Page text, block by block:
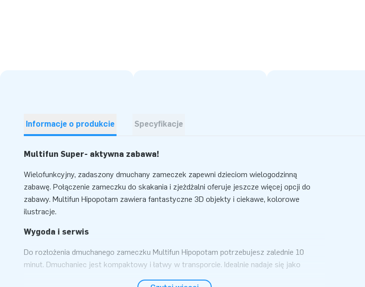
Informacje o produkcie Specyfikacje
Multifun Super- aktywna zabawa!
Wielofunkcyjny, zadaszony dmuchany zameczek zapewni dzieciom wielogodzinną
zabawę. Połączenie zameczku do skakania i zjeżdżalni oferuje jeszcze więcej opcji do
zabawy. Multifun Hipopotam zawiera fantastyczne 3D objekty i ciekawe, kolorowe
ilustracje.
Wygoda i serwis
Do rozłożenia dmuchanego zameczku Multifun Hipopotam potrzebujesz zalednie 10
minut. Dmuchaniec jest kompaktowy i łatwy w transporcie. Idealnie nadaje się jako